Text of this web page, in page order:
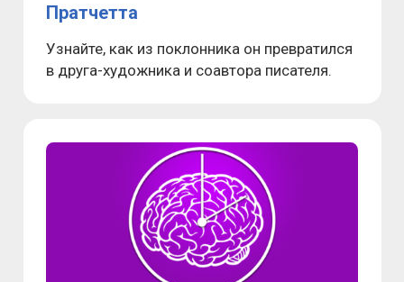
Пратчетта
Узнайте, как из поклонника он превратился
в друга-художника и соавтора писателя.